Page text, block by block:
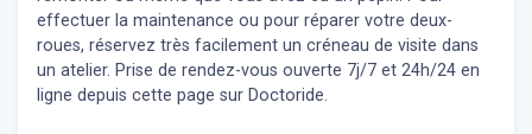
effectuer la maintenance ou pour réparer votre deux-
roues, réservez très facilement un créneau de visite dans
un atelier. Prise de rendez-vous ouverte 7j/7 et 24h/24 en
ligne depuis cette page sur Doctoride.